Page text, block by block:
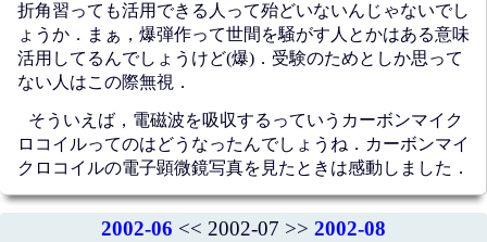
折角習っても活用できる人って殆どいないんじゃないでし
ょうか．まぁ，爆弾作って世間を騒がす人とかはある意味
活用してるんでしょうけど(爆)．受験のためとしか思って
ない人はこの際無視．
そういえば，電磁波を吸収するっていうカーボンマイク
ロコイルってのはどうなったんでしょうね．カーボンマイ
クロコイルの電子顕微鏡写真を見たときは感動しました．
2002-06 << 2002-07 >> 2002-08